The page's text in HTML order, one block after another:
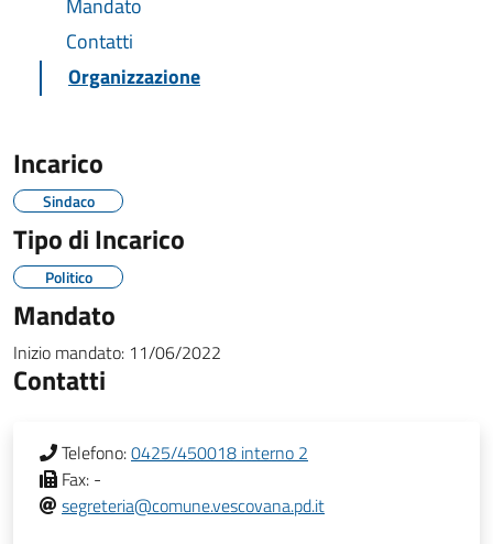
Mandato
Contatti
Organizzazione
Incarico
Sindaco
Tipo di Incarico
Politico
Mandato
Inizio mandato: 11/06/2022
Contatti
Telefono:0425/450018 interno 2
Fax: -
segreteria@comune.vescovana.pd.it